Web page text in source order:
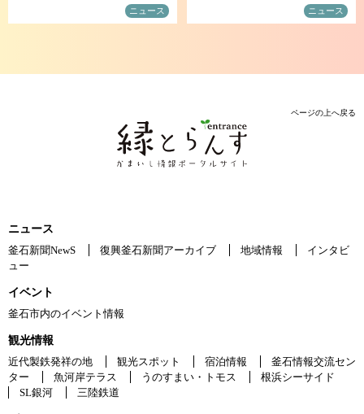
ニュース ニュース
ページの上へ戻る
ニュース
釜石新聞NewS
復興釜石新聞アーカイブ 地域情報
インタビ
ュー
イベント
釜石市内のイベント情報
観光情報
近代製鉄発祥の地
観光スポット 宿泊情報
釜石情報交流セン
ター
魚河岸テラス うのすまい・トモス
根浜シーサイド
SL銀河
三陸鉄道